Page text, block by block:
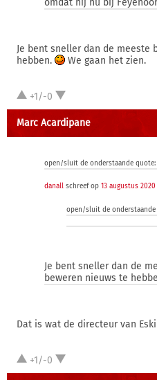
omdat hij nu bij
Je bent sneller dan de meeste
hebben.
We gaan het zien.
+1/-0
Marc Acardipane
open/sluit de onderstaande quote:
danall schreef op 13 augustus 2020
open/sluit de onderstaande
Je bent sneller dan de
beweren nieuws te
Dat is wat de directeur van
+1/-0